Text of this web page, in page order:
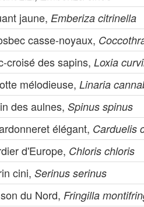
jaune, Emberiza citrinella
casse-noyaux,
croisé des sapins,Loxia
mélodieuse,Linaria
des aulnes,Spinus spinus
élégant, Carduelis
d'Europe, Chloris chloris
cini,Serinus serinus
du Nord, Fringilla